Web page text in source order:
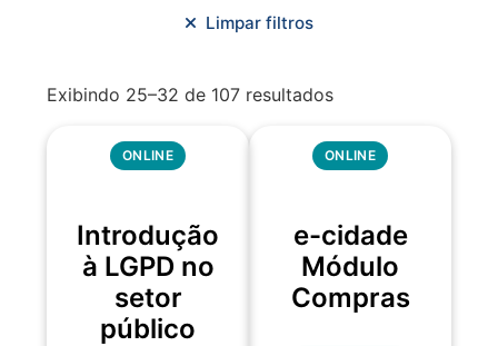
Planejamento Urbano/Mobilidade
Limpar filtros
Exibindo 25–32 de 107 resultados
ONLINE
Introdução
à LGPD no
setor
público
ONLINE
e-cidade
Módulo
Compras